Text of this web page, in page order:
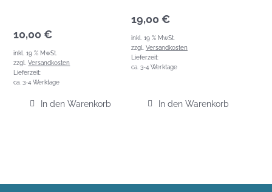
10,00 €
inkl. 19 % MwSt.
zzgl.Versandkosten
Lieferzeit:
ca. 3-4 Werktage
In den Warenkorb
19,00 €
inkl. 19 % MwSt.
zzgl. Versandkosten
Lieferzeit:
ca. 3-4 Werktage
In den Warenkorb